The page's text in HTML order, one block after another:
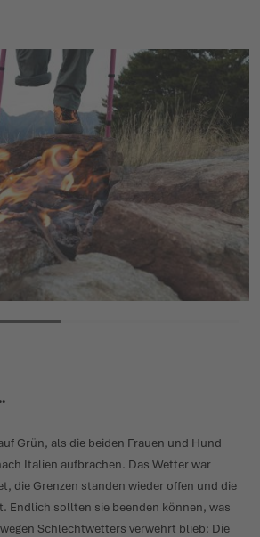
Grün, als die beiden Frauen und Hund
Italien aufbrachen. Das Wetter war
die Grenzen standen wieder offen und die
Endlich sollten sie beenden können, was
Schlecht­wetters verwehrt blieb: Die